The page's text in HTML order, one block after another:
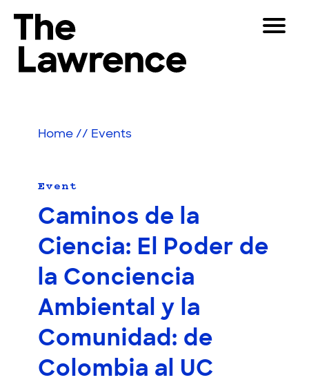
content
The Lawrence Hall of Science
center
University
California,
Berkeley.
Toggle
Educators
Shop
Join & Support
Home // Events
Event
Caminos de la
Ciencia: El Poder de
la Conciencia
Ambiental y la
Comunidad: de
Colombia al UC